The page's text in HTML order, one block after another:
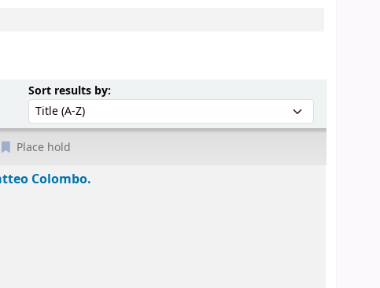
Sort results by:Sort by:
Place hold
Colombo.